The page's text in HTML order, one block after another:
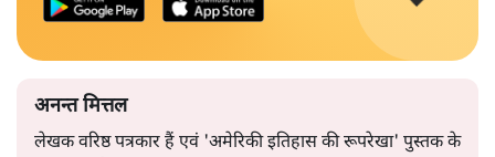
अनन्त मित्तल
लेखक वरिष्ठ पत्रकार हैं एवं 'अमेरिकी इतिहास की रूपरेखा' पुस्तक के